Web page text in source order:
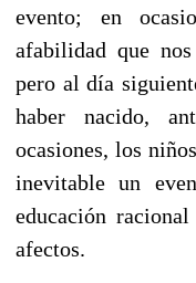
evento; en
afabilidad que
pero al día
haber nacido,
ocasiones, los
inevitable un
educación
afectos.